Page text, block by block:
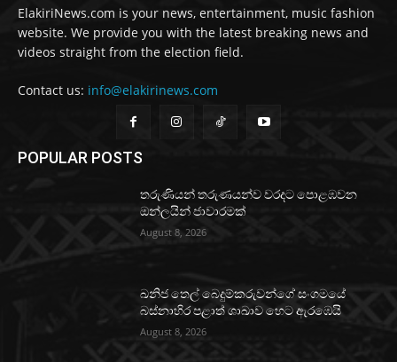
ElakiriNews.com is your news, entertainment, music fashion
website. We provide you with the latest breaking news and
videos straight from the election field.
Contact us: info@elakirinews.com
POPULAR POSTS
තරුණියන් තරුණයන්ව වරදට පොළඹවන
ඔන්ලයින් ජාවාරමක්
August 8, 2026
ඛනිජ තෙල් බෙදුම්කරුවන්ගේ සංගමයේ
බස්නාහිර පළාත් ශාඛාව හෙට ඇරඹෙයි
August 8, 2026